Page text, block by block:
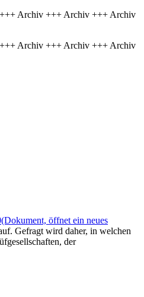
Archiv +++ Archiv +++ Archiv
Archiv +++ Archiv +++ Archiv
(Dokument, öffnet ein neues
Gefragt wird daher, in welchen
der